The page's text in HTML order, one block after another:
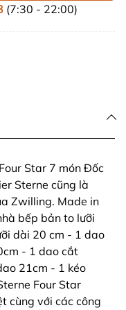
(7:30 - 22:00)
Star 7 món Đốc
Sterne cũng là
Zwilling. Made in
bếp bản to lưỡi
dài 20 cm - 1 dao
- 1 dao cắt
21cm - 1 kéo
Four Star
cùng với các công